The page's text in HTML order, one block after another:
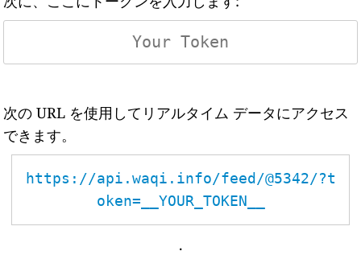
次の URL を使用してリアルタイム データにアクセス
できます。
https://api.waqi.info/feed/@5342/?t
oken=__YOUR_TOKEN__
.